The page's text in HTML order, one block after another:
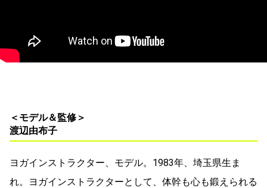
＜モデル＆監修＞
渡辺由布子
ヨガインストラクター、モデル。1983年、埼玉県生ま
れ。ヨガインストラクターとして、体幹も心も鍛えられる